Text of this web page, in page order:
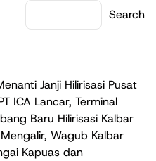
Search
Janji Hilirisasi Pusat
ICA Lancar, Terminal
Baru Hilirisasi Kalbar
Wagub Kalbar
Kapuas dan